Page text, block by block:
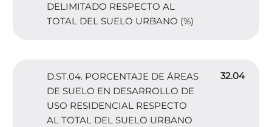
DELIMITADO RESPECTO AL
TOTAL DEL SUELO URBANO (%)
D.ST.04. PORCENTAJE DE ÁREAS
DE SUELO EN DESARROLLO DE
USO RESIDENCIAL RESPECTO
AL TOTAL DEL SUELO URBANO
32.04